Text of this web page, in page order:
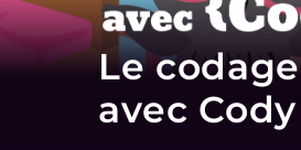
Le codage
avec Cody